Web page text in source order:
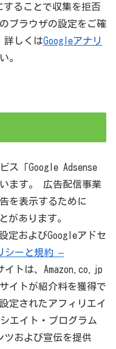
ることで収集を拒否
ブラウザの設定をご確
詳しくはGoogleアナリ
。
ス「Google Adsense
ます。 広告配信事業
を表示するために
があります。
定およびGoogleアドセ
シーと規約 –
トは、Amazon.co.jp
イトが紹介料を獲得で
定されたアフィリエイ
エイト・プログラム
および宣伝を提供